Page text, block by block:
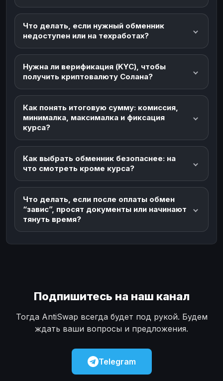
Что делать, если нужный обменник
недоступен или на техработах?
Нужна ли верификация (KYC), чтобы
получить криптовалюту Солана?
Как понять итоговую сумму: комиссия,
минималка, максималка и фиксация
курса?
Как выбрать обменник безопаснее: на
что смотреть кроме курса?
Что делать, если после оплаты обмен
“завис”, просят документы или начинают
тянуть время?
Подпишитесь на наш канал
Тогда AntiSwap всегда будет под рукой. Будем
ждать ваши вопросы и предложения.
Telegram